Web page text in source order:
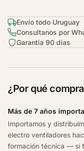
r
s
t
L
1
Envío todo Uruguay
Consultanos por
Garantía 90 días
¿Por qué
Más de 7 años
Importamos y
electro ventiladores
formación técnica — si